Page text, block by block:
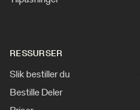
RESSURSER
Slik bestiller du
Bestille Deler